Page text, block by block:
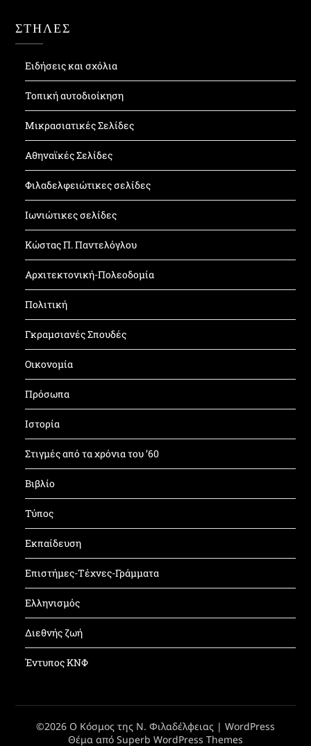
ΣΤΗΛΕΣ
Ειδήσεις και σχόλια
Τοπική αυτοδιοίκηση
Μικρασιατικές Σελίδες
Αθηναϊκές Σελίδες
Φιλαδελφειώτικες σελίδες
Ιωνιώτικες σελίδες
Κώστας Π. Παντελόγλου
Αρχιτεκτονική-Πολεοδομία
Πολιτική
Γκραμσιανές Σπουδές
Οικονομία
Πρόσωπα
Ιστορία
Στιγμές από τα χρόνια του ’60
Βιβλίο
Τύπος
Εκπαίδευση
Επιστήμες-Τέχνες-Γράμματα
Ελληνισμός
Διεθνής ζωή
Έντυπος ΚΝΦ
©2026 Ο Κόσμος της Ν. Φιλαδέλφειας | WordPress
Θέμα από Superb WordPress Themes